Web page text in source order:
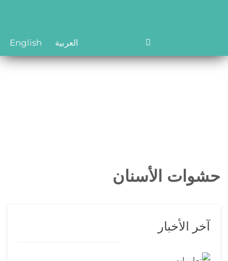
العربية English
حشوات الأسنان
آخر الأخبار